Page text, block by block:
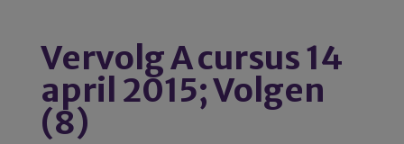
Vervolg A cursus 14
april 2015; Volgen
(8)